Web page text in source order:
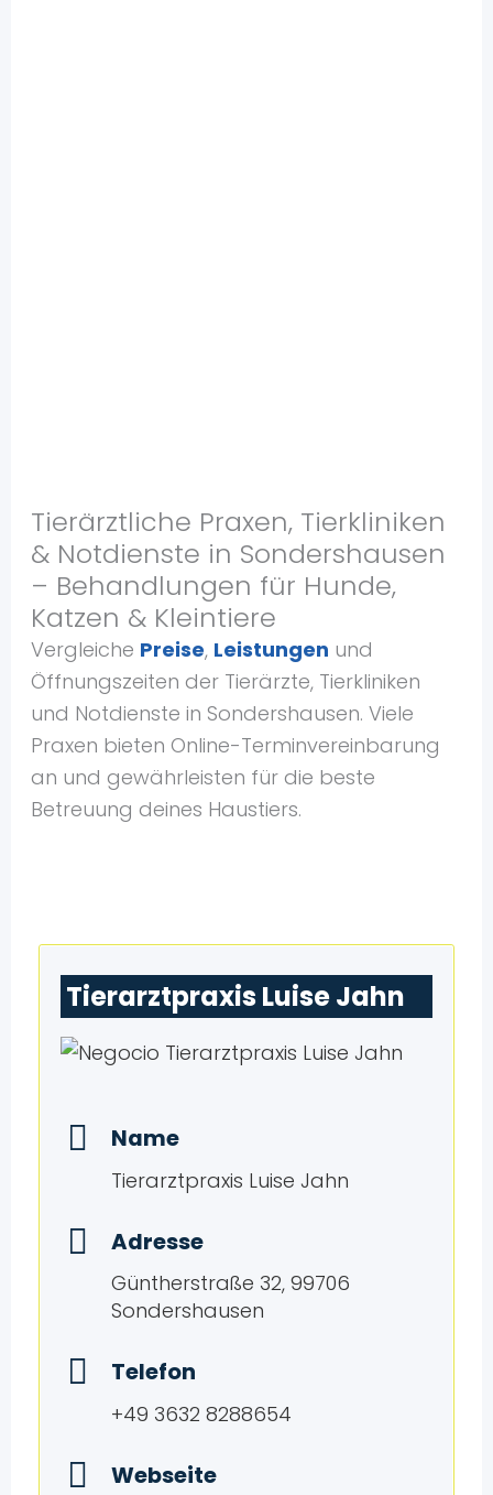
Tierärztliche Praxen, Tierkliniken
& Notdienste in Sondershausen
– Behandlungen für Hunde,
Katzen & Kleintiere
Vergleiche Preise, Leistungen und
Öffnungszeiten der Tierärzte, Tierkliniken
und Notdienste in Sondershausen. Viele
Praxen bieten Online-Terminvereinbarung
an und gewährleisten für die beste
Betreuung deines Haustiers.
Tierarztpraxis Luise Jahn
Name
Tierarztpraxis Luise Jahn
Adresse
Güntherstraße 32, 99706
Sondershausen
Telefon
+49 3632 8288654
Webseite